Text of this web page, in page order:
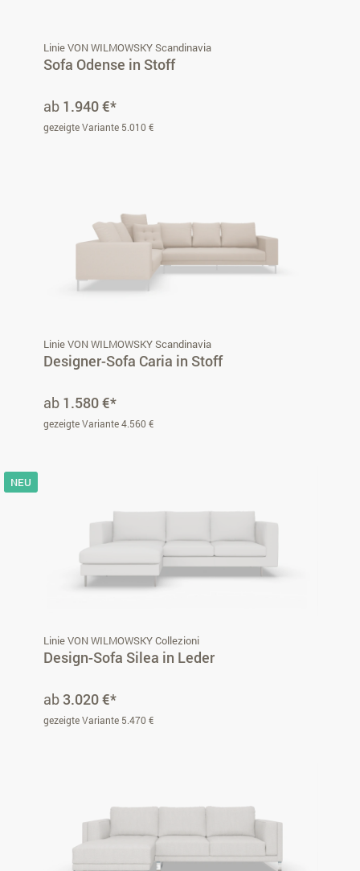
Linie VON WILMOWSKY Scandinavia
Sofa Odense in Stoff
ab 1.940 €*
gezeigte Variante 5.010 €
Linie VON WILMOWSKY Scandinavia
Designer-Sofa Caria in Stoff
ab 1.580 €*
gezeigte Variante 4.560 €
NEU
Linie VON WILMOWSKY Collezioni
Design-Sofa Silea in Leder
ab 3.020 €*
gezeigte Variante 5.470 €